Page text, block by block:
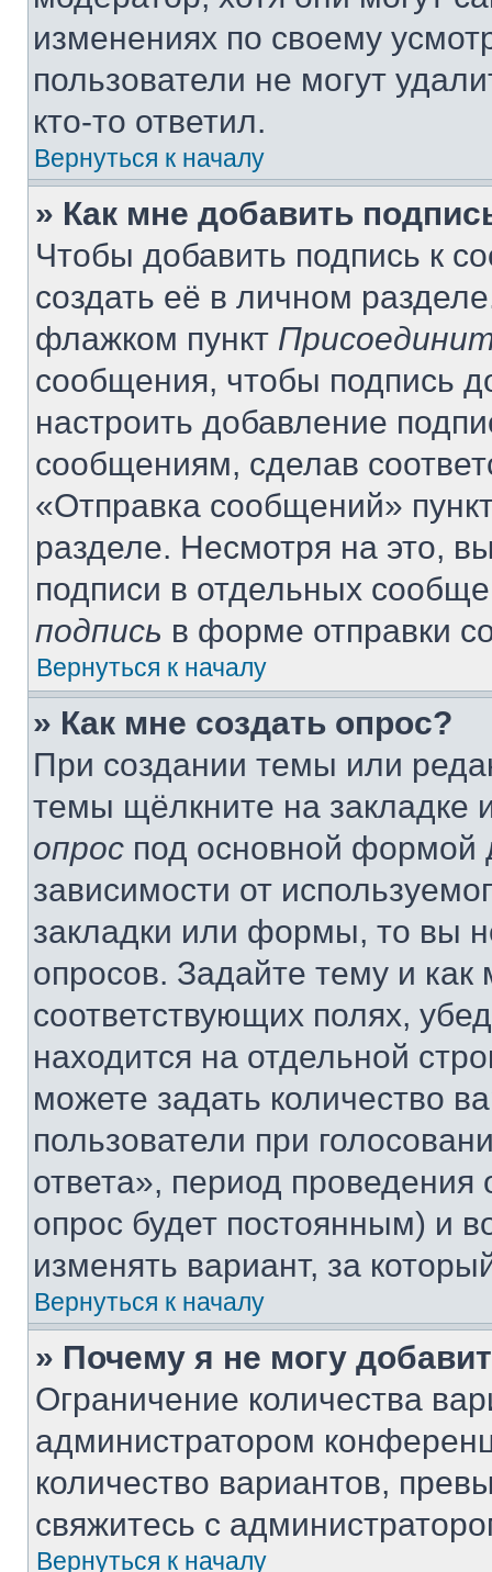
изменениях по своему
пользователи не могут
кто-то ответил.
Вернуться к началу
» Как мне добавить
Чтобы добавить подпись к
создать её в личном
флажком пункт
сообщения, чтобы подпись
настроить добавление
сообщениям, сделав
«Отправка сообщений»
разделе. Несмотря на это,
подписи в отдельных
подпись в форме отправки
Вернуться к началу
» Как мне создать опрос?
При создании темы или
темы щёлкните на
опрос под основной формой
зависимости от
закладки или формы, то вы
опросов. Задайте тему и
соответствующих полях,
находится на отдельной
можете задать количество
пользователи при
ответа», период проведения
опрос будет постоянным) и
изменять вариант, за
Вернуться к началу
» Почему я не могу
Ограничение количества
администратором
количество вариантов,
свяжитесь с
Вернуться к началу